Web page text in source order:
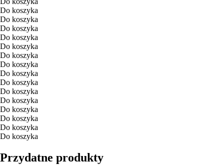
Do koszyka
Do koszyka
Do koszyka
Do koszyka
Do koszyka
Do koszyka
Do koszyka
Do koszyka
Do koszyka
Do koszyka
Do koszyka
Do koszyka
Do koszyka
Do koszyka
Do koszyka
Przydatne produkty